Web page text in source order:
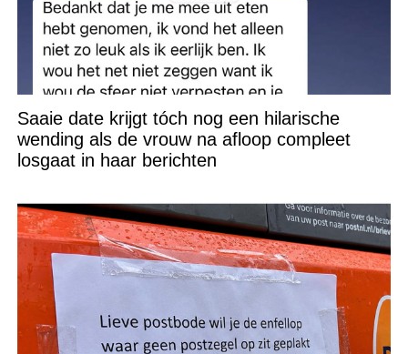
Saaie date krijgt tóch nog een hilarische
wending als de vrouw na afloop compleet
losgaat in haar berichten